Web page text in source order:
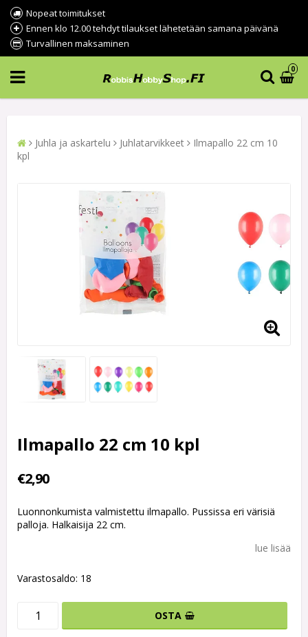
Nopeat toimitukset
Ennen klo 12.00 tehdyt tilaukset lähetetään samana päivänä
Turvallinen maksaminen
0
Juhla ja askartelu Juhlatarvikkeet
Ilmapallo 22 cm 10
kpl
Ilmapallo 22 cm 10 kpl
€2,90
Luonnonkumista valmistettu ilmapallo. Pussissa eri värisiä
palloja. Halkaisija 22 cm.
lue lisää
Varastosaldo: 18
OSTA